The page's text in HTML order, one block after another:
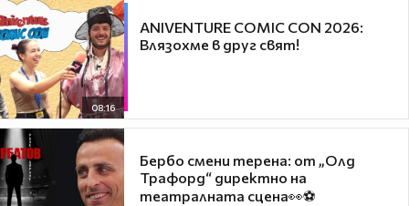
08:16
ANIVENTURE COMIC CON 2026:
Влязохме в друг свят!
Бербо смени терена: от „Олд
Трафорд“ директно на
театралната сцена👀⚽